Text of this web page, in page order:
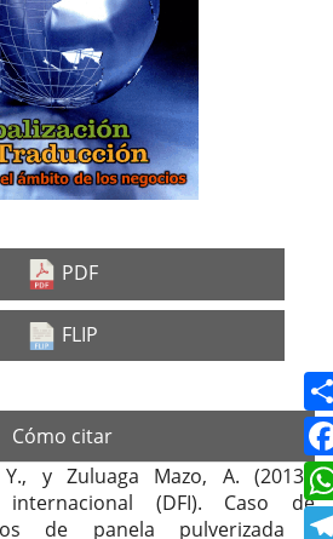
PDF
FLIP
Cómo citar
y Zuluaga Mazo, A. (2013).
(DFI). Caso de
de panela pulverizada -